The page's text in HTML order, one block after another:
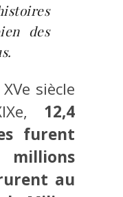
des
siècle
12,4
furent
millions
au